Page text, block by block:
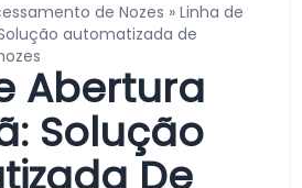
de Nozes » Linha de
automatizada de
Abertura
Solução
De